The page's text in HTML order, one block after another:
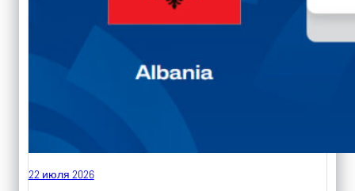
22 июля 2026